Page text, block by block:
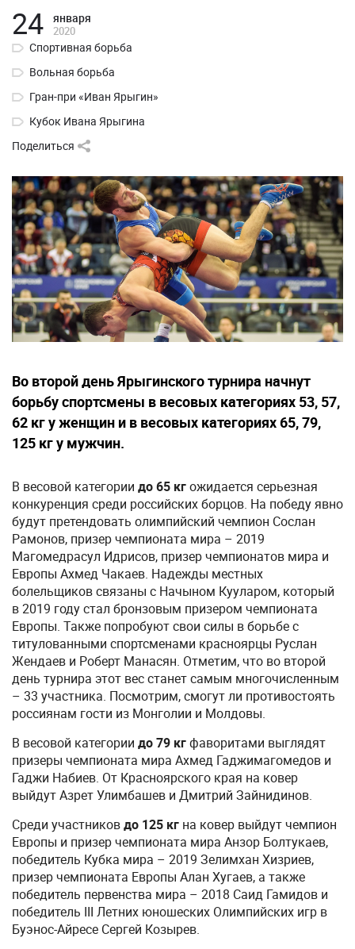
24 января
2020
Спортивная борьба
Вольная борьба
Гран-при «Иван Ярыгин»
Кубок Ивана Ярыгина
Поделиться
Во второй день Ярыгинского турнира начнут
борьбу спортсмены в весовых категориях 53, 57,
62 кг у женщин и в весовых категориях 65, 79,
125 кг у мужчин.
В весовой категории до 65 кгожидается серьезная
конкуренция среди российских борцов. На победу явно
будут претендовать олимпийский чемпион Сослан
Рамонов, призер чемпионата мира – 2019
Магомедрасул Идрисов, призер чемпионатов мира и
Европы Ахмед Чакаев. Надежды местных
болельщиков связаны с Начыном Кууларом, который
в 2019 году стал бронзовым призером чемпионата
Европы. Также попробуют свои силы в борьбе с
титулованными спортсменами красноярцы Руслан
Жендаев и Роберт Манасян. Отметим, что во второй
день турнира этот вес станет самым многочисленным
– 33 участника. Посмотрим, смогут ли противостоять
россиянам гости из Монголии и Молдовы.
В весовой категории до 79 кгфаворитами выглядят
призеры чемпионата мира Ахмед Гаджимагомедов и
Гаджи Набиев. От Красноярского края на ковер
выйдут Азрет Улимбашев и Дмитрий Зайнидинов.
Среди участниковдо 125 кг на ковер выйдут чемпион
Европы и призер чемпионата мира Анзор Болтукаев,
победитель Кубка мира – 2019 Зелимхан Хизриев,
призер чемпионата Европы Алан Хугаев, а также
победитель первенства мира – 2018 Саид Гамидов и
победитель III Летних юношеских Олимпийских игр в
Буэнос-Айресе Сергей Козырев.